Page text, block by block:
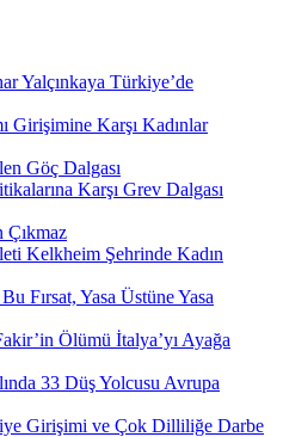
Yalçınkaya Türkiye’de
Girişimine Karşı Kadınlar
Göç Dalgası
Karşı Grev Dalgası
Çıkmaz
Kelkheim Şehrinde Kadın
Fırsat, Yasa Üstüne Yasa
Ölümü İtalya’yı Ayağa
33 Düş Yolcusu Avrupa
Girişimi ve Çok Dilliliğe Darbe